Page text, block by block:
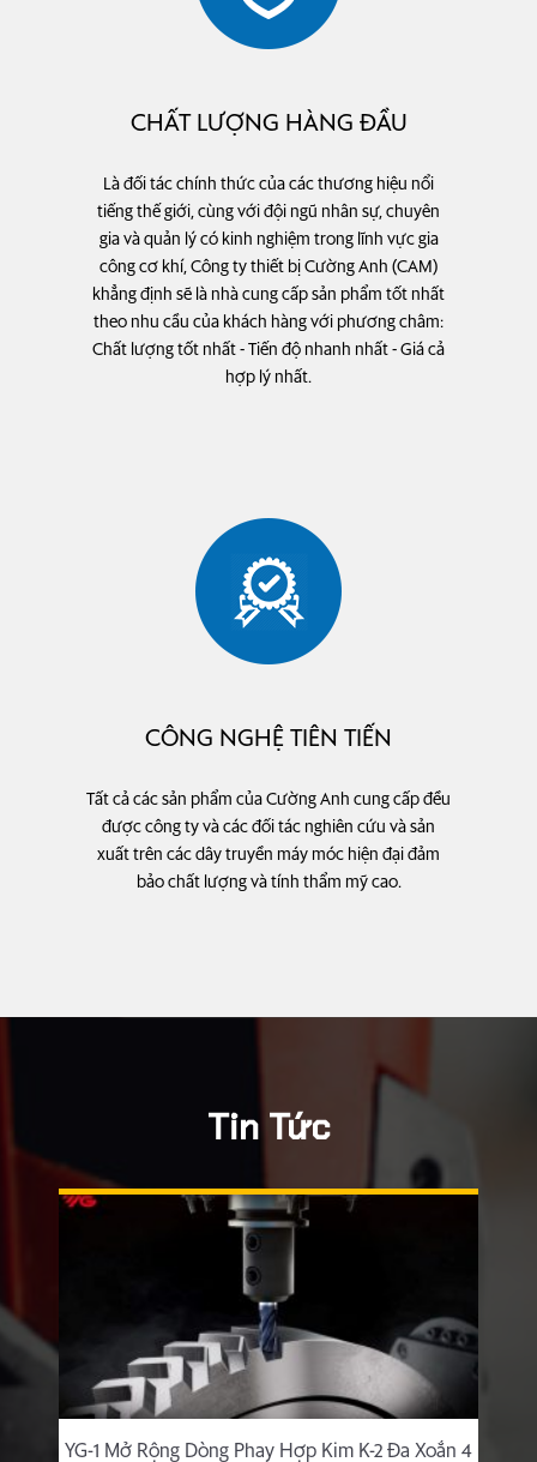
CHẤT LƯỢNG HÀNG ĐẦU
Là đối tác chính thức của các thương hiệu nổi
tiếng thế giới, cùng với đội ngũ nhân sự, chuyên
gia và quản lý có kinh nghiệm trong lĩnh vực gia
công cơ khí, Công ty thiết bị Cường Anh (CAM)
khẳng định sẽ là nhà cung cấp sản phẩm tốt nhất
theo nhu cầu của khách hàng với phương châm:
Chất lượng tốt nhất - Tiến độ nhanh nhất - Giá cả
hợp lý nhất.
CÔNG NGHỆ TIÊN TIẾN
Tất cả các sản phẩm của Cường Anh cung cấp đều
được công ty và các đối tác nghiên cứu và sản
xuất trên các dây truyền máy móc hiện đại đảm
bảo chất lượng và tính thẩm mỹ cao.
Tin Tức
YG-1 Mở Rộng Dòng Phay Hợp Kim K-2 Đa Xoắn 4